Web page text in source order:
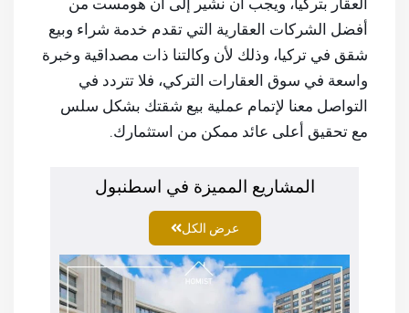
أفضل الشركات العقارية التي تقدم خدمة شراء وبيع
شقق في تركيا، وذلك لأن وكالتنا ذات مصداقية وخبرة
واسعة في سوق العقارات التركي، فلا تتردد في
التواصل معنا لإتمام عملية بيع شقتك بشكل سلس
مع تحقيق أعلى عائد ممكن من استثمارك.
المشاريع المميزة في اسطنبول
عرض الكل